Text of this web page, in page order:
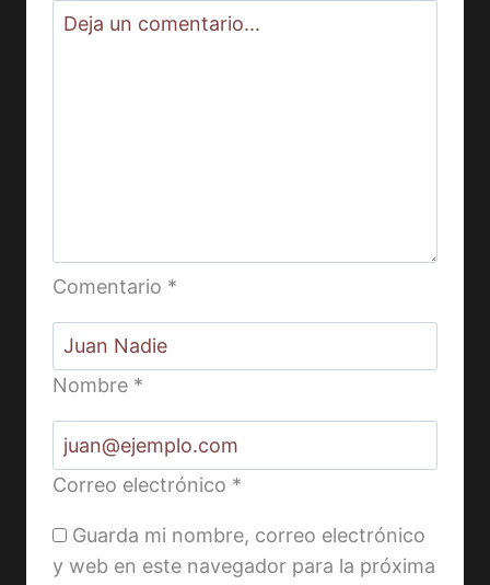
Comentario *
Nombre *
Correo electrónico *
Guarda mi nombre, correo electrónico
y web en este navegador para la próxima